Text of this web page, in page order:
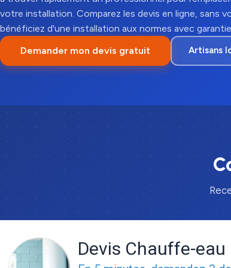
votre installation. Comparez les devis en ligne, sans
bénéficiez d'une installation aux normes avec
Demander mon devis gratuit
Artisans
Devis Chauffe-eau